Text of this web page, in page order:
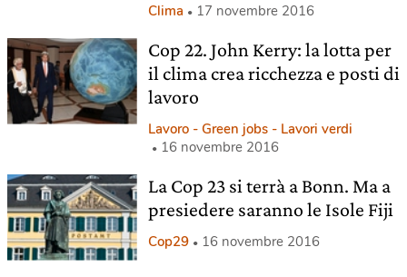
Clima 17 novembre 2016
Cop 22. John Kerry: la lotta per
il clima crea ricchezza e posti di
lavoro
Lavoro - Green jobs - Lavori verdi
16 novembre 2016
La Cop 23 si terrà a Bonn. Ma a
presiedere saranno le Isole Fiji
Cop29 16 novembre 2016